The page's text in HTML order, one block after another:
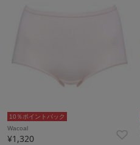
10％ポイントバック
Wacoal
¥1,320